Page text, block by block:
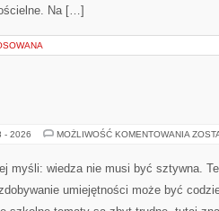
opowieści. To miejsce stworzone
pragną pogłębiać warsztat na
Muzyka i atrakcje weselne i
się na pasji […]